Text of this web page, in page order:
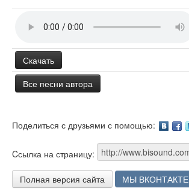
Скачать
Все песни автора
Поделиться с друзьями с помощью:
Cсылка на страницу:
Полная версия сайта МЫ ВКОНТАКТЕ